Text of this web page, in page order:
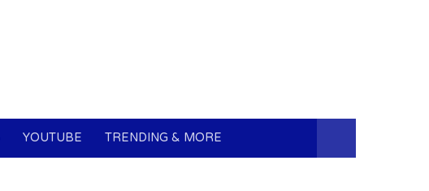
YOUTUBE TRENDING & MORE